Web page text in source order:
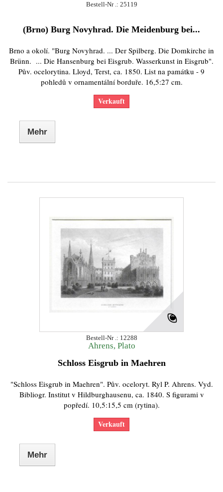
Bestell-Nr .: 25119
(Brno) Burg Novyhrad. Die Meidenburg bei...
Brno a okolí. "Burg Novyhrad. ... Der Spilberg. Die Domkirche in
Brünn. ... Die Hansenburg bei Eisgrub. Wasserkunst in Eisgrub".
Pův. ocelorytina. Lloyd, Terst, ca. 1850. List na památku - 9
pohledů v ornamentální borduře. 16,5:27 cm.
Verkauft
Mehr
Bestell-Nr .: 12288
Ahrens, Plato
Schloss Eisgrub in Maehren
"Schloss Eisgrub in Maehren". Pův. oceloryt. Ryl P. Ahrens. Vyd.
Bibliogr. Institut v Hildburghausenu, ca. 1840. S figurami v
popředí. 10,5:15,5 cm (rytina).
Verkauft
Mehr